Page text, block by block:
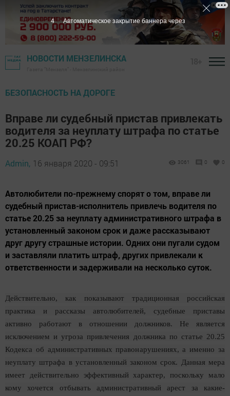
НОВОСТИ МЕНЗЕЛИНСКА
БЕЗОПАСНОСТЬ НА ДОРОГЕ
Вправе ли судебный пристав привлекать
водителя за неуплату штрафа по статье
20.25 КОАП РФ?
Admin, 16 января 2020 - 09:51 3061 0 0
Автолюбители по-прежнему спорят о том, вправе ли
судебный пристав-исполнитель привлечь водителя по
статье 20.25 за неуплату административного штрафа в
установленный законом срок и даже рассказывают
друг другу страшные истории. Одних они пугали судом
и заставляли платить штраф, других привлекали к
ответственности и задерживали на несколько суток.
Действительно, как показывают традиционная российская
практика и рассказы автолюбителей, судебные приставы
активно работают в отношении должников. Не является
исключением и угроза привлечения должника по статье 20.25
Кодекса об административных правонарушениях, а именно за
неуплату штрафа в установленный законом срок. Данная мера
имеет действительно эффективный характер, поскольку мало
кому хочется отбывать административный арест за какие-
3 Автоматическое закрытие баннера через